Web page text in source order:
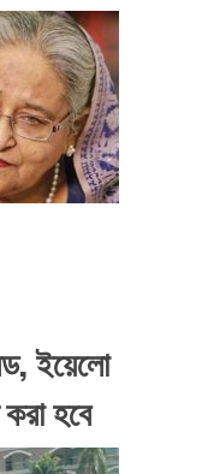
ইয়েলো
হবে